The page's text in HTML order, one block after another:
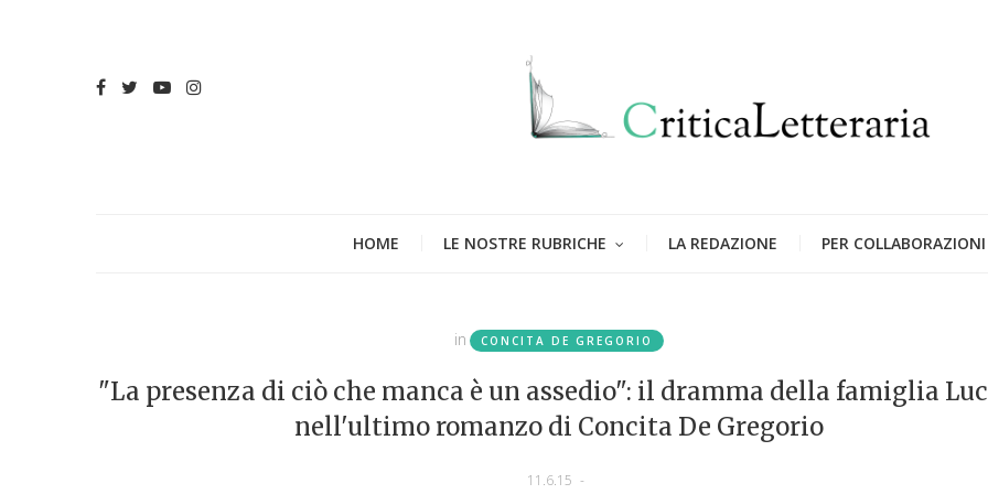
HOME LE NOSTRE RUBRICHE LA REDAZIONE PER COLLABORAZIONI
in CONCITA DE GREGORIO
"La presenza di ciò che manca è un assedio": il dramma della famiglia
nell'ultimo romanzo di Concita De Gregorio
11.6.15 -